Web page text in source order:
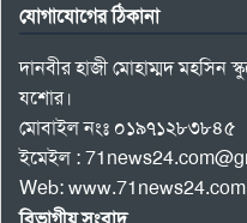
যোগাযোগের ঠিকানা
দানবীর হাজী মোহাম্মদ মহসিন
যশোর।
মোবাইল নংঃ ০১৯৭১২৮৩৮৪৫
ইমেইল :
Web: www.71news24.com